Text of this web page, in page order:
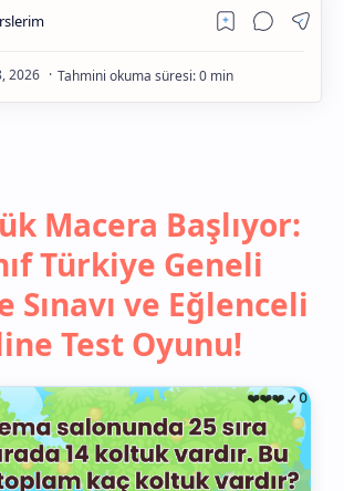
Macera Başlıyor:
Türkiye Geneli
Sınavı ve Eğlenceli
Test Oyunu!